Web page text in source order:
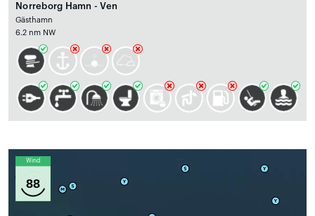
Norreborg Hamn - Ven
Gästhamn
6.2 nm NW
Wind
88